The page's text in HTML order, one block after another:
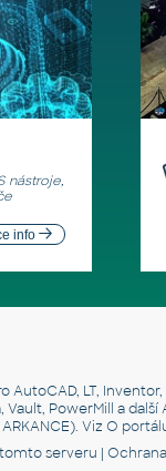
nástroje,
info
AutoCAD, LT, Inventor,
Vault, PowerMill a
Viz O
serveru | Ochrana